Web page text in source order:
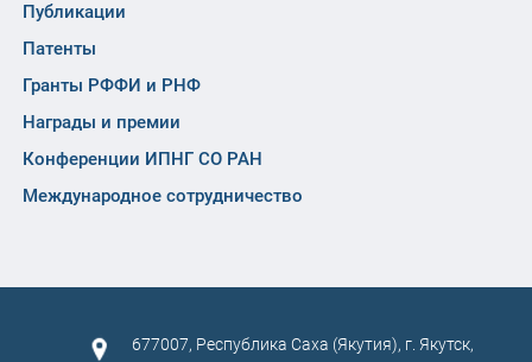
Публикации
Патенты
Гранты РФФИ и РНФ
Награды и премии
Конференции ИПНГ СО РАН
Международное сотрудничество
677007, Республика Саха (Якутия), г. Якутск,